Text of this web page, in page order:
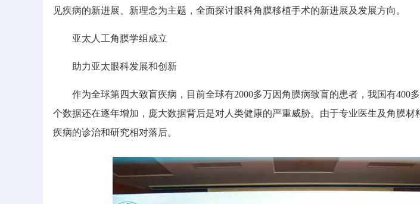
见疾病的新进展、新理念为主题，全面探讨眼科角膜移植手术的新进展及发展方向。
亚太人工角膜学组成立
助力亚太眼科发展和创新
作为全球第四大致盲疾病，目前全球有2000多万因角膜病致盲的患者，我国有400
个数据还在逐年增加，庞大数据背后是对人类健康的严重威胁。由于专业医生及角膜材
疾病的诊治和研究相对落后。